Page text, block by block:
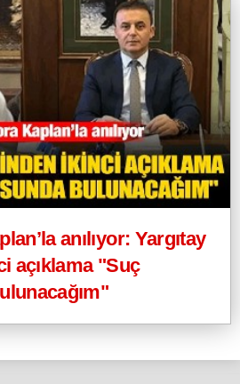
anılıyor: Yargıtay
açıklama "Suç